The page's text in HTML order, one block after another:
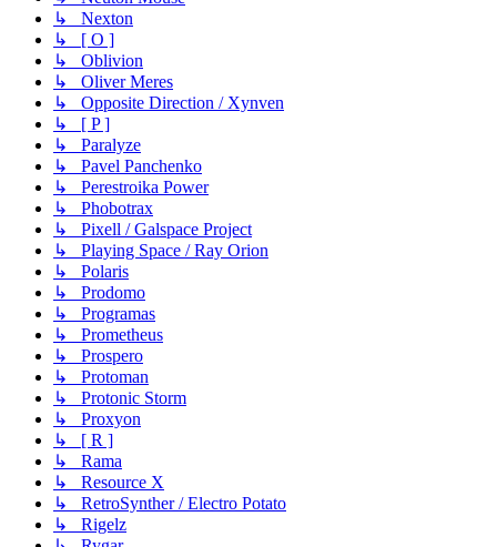
↳ Nexton
↳ [ O ]
↳ Oblivion
↳ Oliver Meres
↳ Opposite Direction / Xynven
↳ [ P ]
↳ Paralyze
↳ Pavel Panchenko
↳ Perestroika Power
↳ Phobotrax
↳ Pixell / Galspace Project
↳ Playing Space / Ray Orion
↳ Polaris
↳ Prodomo
↳ Programas
↳ Prometheus
↳ Prospero
↳ Protoman
↳ Protonic Storm
↳ Proxyon
↳ [ R ]
↳ Rama
↳ Resource X
↳ RetroSynther / Electro Potato
↳ Rigelz